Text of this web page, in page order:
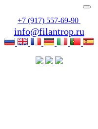
+7 (917) 557-69-90
info@filantrop.ru